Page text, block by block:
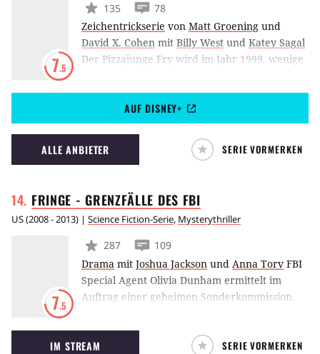
7.5
135
78
Zeichentrickserie von Matt Groening und
David X. Cohen mit Billy West und Katey Sagal
Der Pizzajunge Fry wird im Jahr 1999, wenige
eingefroren, und exakt 1000 Jahre später
aufgetaut. Über Umwege landet er dann bei
einem entfernten Verwandten, Professor
Farnsworth, der eine Weltraumspedition mit
dem Namen “Planet Express” betreibt.
AUF DISNEY+
ALLE ANBIETER SERIE VORMERKEN
FRINGE - GRENZFÄLLE DES FBI
US(2008 - 2013) | Science Fiction-Serie, Mysterythriller
7.5
287
109
Drama mit Joshua Jackson und Anna Torv FBI
Special Agent Olivia Dunham ermittelt im
Auftrag einer geheimen Sonderkommission.
Sohn Peter Bishop versucht sie, hinter
besonders mysteriöse Fälle zu kommen, die
IM STREAM SERIE VORMERKEN